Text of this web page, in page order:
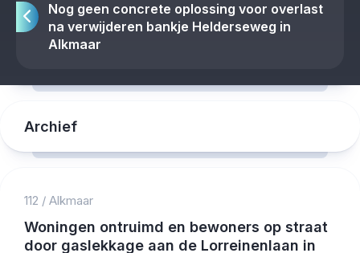
Nog geen concrete oplossing voor overlast
na verwijderen bankje Helderseweg in
Alkmaar
Archief
112 / Alkmaar
Woningen ontruimd en bewoners op straat
door gaslekkage aan de Lorreinenlaan in